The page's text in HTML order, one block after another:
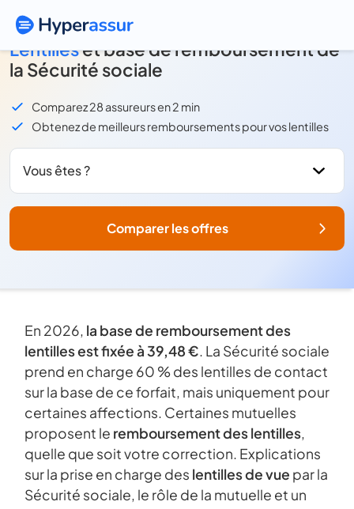
Lentilleset base de remboursement de
la Sécurité sociale
Comparez 28 assureurs en 2 min
Obtenez de meilleurs remboursements pour vos lentilles
Vous êtes ?
Comparer les offres
En 2026, la base de remboursement des
lentilles est fixée à 39,48 €. La Sécurité sociale
prend en charge 60 % des lentilles de contact
sur la base de ce forfait, mais uniquement pour
certaines affections. Certaines mutuelles
proposent le remboursement des lentilles,
quelle que soit votre correction. Explications
sur la prise en charge des lentilles de vue par la
Sécurité sociale, le rôle de la mutuelle et un